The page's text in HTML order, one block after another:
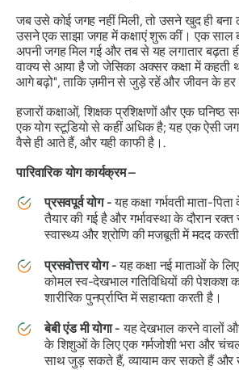
जब उसे कोई जगह नहीं मिली, तो उसने खुद ही बना
उसने एक साझा जगह में कक्षाएं शुरू कीं। एक साल
अपनी जगह मिल गई और तब से यह लगातार बढ़ता
वाक्य से आया है जो जेसिका अक्सर कक्षा में कहती
आगे बढ़ो",ताकि ज़मीन से जुड़े रहें और जीवन के हर
हजारों कक्षाओं, शिक्षक प्रशिक्षणों और एक घनिष्ठ
एक योग स्टूडियो से कहीं अधिक है; यह एक ऐसी
वैसे ही आते हैं, और यही काफी है।.
पारिवारिक योग कार्यक्रम –
प्रसवपूर्व योग -यह कक्षा गर्भवती माता-
तैयार की गई है और गर्भावस्था के दौरान
स्वास्थ्य और श्रोणि की मजबूती में मदद
प्रसवोत्तर योग -यह कक्षा नई माताओं के
कोमल स्व-देखभाल गतिविधियों की पेशकश
शारीरिक पुनर्प्राप्ति में सहायता करती है।
बेबी एंड मी योगा -यह देखभाल करने वालों
के शिशुओं के लिए एक गर्मजोशी भरा और
साथ जुड़ सकते हैं, व्यायाम कर सकते हैं और